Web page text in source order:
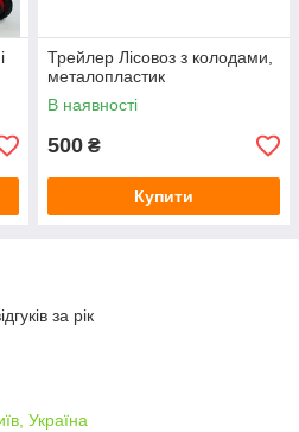
Трейлер Лісовоз з колодами,
металопластик
В наявності
500 ₴
Купити
за рік
Україна